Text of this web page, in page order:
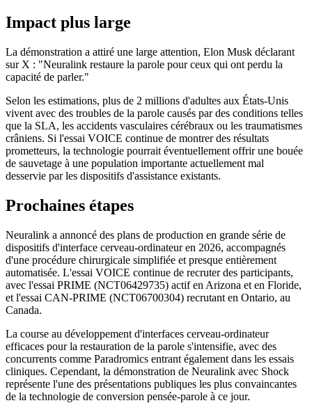
Impact plus large
La démonstration a attiré une large attention, Elon Musk déclarant
sur X : "Neuralink restaure la parole pour ceux qui ont perdu la
capacité de parler."
Selon les estimations, plus de 2 millions d'adultes aux États-Unis
vivent avec des troubles de la parole causés par des conditions telles
que la SLA, les accidents vasculaires cérébraux ou les traumatismes
crâniens. Si l'essai VOICE continue de montrer des résultats
prometteurs, la technologie pourrait éventuellement offrir une bouée
de sauvetage à une population importante actuellement mal
desservie par les dispositifs d'assistance existants.
Prochaines étapes
Neuralink a annoncé des plans de production en grande série de
dispositifs d'interface cerveau-ordinateur en 2026, accompagnés
d'une procédure chirurgicale simplifiée et presque entièrement
automatisée. L'essai VOICE continue de recruter des participants,
avec l'essai PRIME (NCT06429735) actif en Arizona et en Floride,
et l'essai CAN-PRIME (NCT06700304) recrutant en Ontario, au
Canada.
La course au développement d'interfaces cerveau-ordinateur
efficaces pour la restauration de la parole s'intensifie, avec des
concurrents comme Paradromics entrant également dans les essais
cliniques. Cependant, la démonstration de Neuralink avec Shock
représente l'une des présentations publiques les plus convaincantes
de la technologie de conversion pensée-parole à ce jour.